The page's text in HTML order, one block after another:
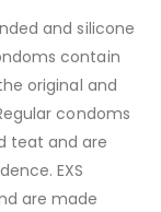
and silicone
contain
original and
condoms
teat and are
EXS
are made